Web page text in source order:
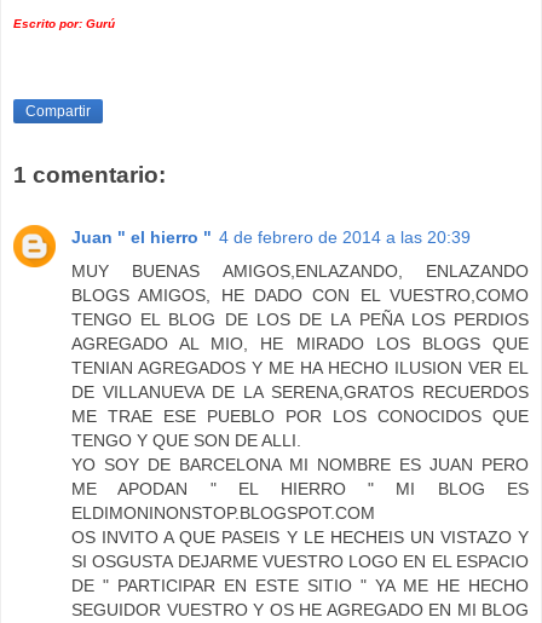
Escrito por: Gurú
Compartir
1 comentario:
Juan " el hierro " 4 de febrero de 2014 a las 20:39
MUY BUENAS AMIGOS,ENLAZANDO, ENLAZANDO
BLOGS AMIGOS, HE DADO CON EL VUESTRO,COMO
TENGO EL BLOG DE LOS DE LA PEÑA LOS PERDIOS
AGREGADO AL MIO, HE MIRADO LOS BLOGS QUE
TENIAN AGREGADOS Y ME HA HECHO ILUSION VER EL
DE VILLANUEVA DE LA SERENA,GRATOS RECUERDOS
ME TRAE ESE PUEBLO POR LOS CONOCIDOS QUE
TENGO Y QUE SON DE ALLI.
YO SOY DE BARCELONA MI NOMBRE ES JUAN PERO
ME APODAN " EL HIERRO " MI BLOG ES
ELDIMONINONSTOP.BLOGSPOT.COM
OS INVITO A QUE PASEIS Y LE HECHEIS UN VISTAZO Y
SI OSGUSTA DEJARME VUESTRO LOGO EN EL ESPACIO
DE " PARTICIPAR EN ESTE SITIO " YA ME HE HECHO
SEGUIDOR VUESTRO Y OS HE AGREGADO EN MI BLOG